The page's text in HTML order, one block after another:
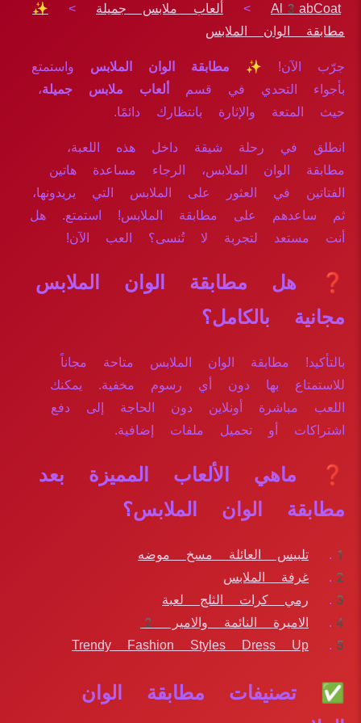
Al3abCoat
> ألعاب ملابس جميلة >
✨
مطابقة الوان الملابس
جرّب الآن! ✨ مطابقة الوان الملابس واستمتع
بأجواء التحدي في قسم
ألعاب ملابس جميلة،
حيث المتعة والإثارة بانتظارك دائمًا.
انطلق في رحلة شيقة داخل هذه اللعبة،
مطابقة الوان الملابس، الرجاء مساعدة هاتين
الفتاتين في العثور على الملابس التي يريدونها،
ثم ساعدهم على مطابقة الملابس! استمتع. هل
أنت مستعد لتجربة لا تُنسى؟ العب الآن!
❓ هل مطابقة الوان الملابس
مجانية بالكامل؟
بالتأكيد! مطابقة الوان الملابس متاحة مجاناً
للاستمتاع بها دون أي رسوم مخفية. يمكنك
اللعب مباشرة أونلاين دون الحاجة إلى دفع
اشتراكات أو تحميل ملفات إضافية.
❓ ماهي الألعاب المميزة بعد
مطابقة الوان الملابس؟
تلبيس العائلة مسخ موضه
غرفة الملابس
رمي كرات الثلج لعبة
الاميرة النائمة والامير 2
Trendy Fashion Styles Dress Up
✅ تصنيفات مطابقة الوان